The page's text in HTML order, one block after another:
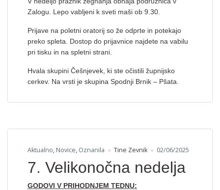
Zalogu. Lepo vabljeni k sveti maši ob 9.30.
Prijave na poletni oratorij so že odprte in potekajo
preko spleta. Dostop do prijavnice najdete na vabilu
pri tisku in na spletni strani.
Hvala skupini Češnjevek, ki ste očistili župnijsko
cerkev. Na vrsti je skupina Spodnji Brnik – Pšata.
Aktualno, Novice, Oznanila Tine Zevnik 02/06/2025
7. Velikonočna nedelja
GODOVI V PRIHODNJEM TEDNU: